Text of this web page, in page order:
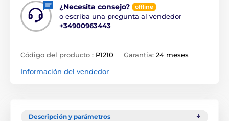
¿Necesita consejo? offline
o escriba una pregunta al vendedor
+34900963443
Código del producto : P1210 Garantía: 24 meses
Información del vendedor
Descripción y parámetros